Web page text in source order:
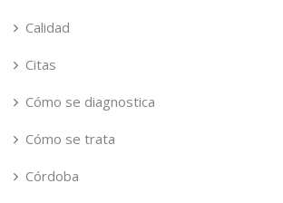
Calidad
Citas
Cómo se diagnostica
Cómo se trata
Córdoba